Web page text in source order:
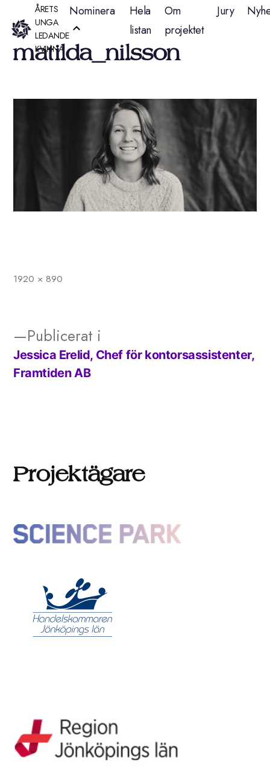
Hoppa
till
innehåll
ÅRETS
UNGA
LEDANDE
KVINNA
Nominera
Hela
listan
Om
projektet
Jury
matilda_nilsson
Full
1920 × 890
Inläggsnavigering
Publicerat i
Jessica Erelid, Chef för kontorsassistenter,
Framtiden AB
Projektägare